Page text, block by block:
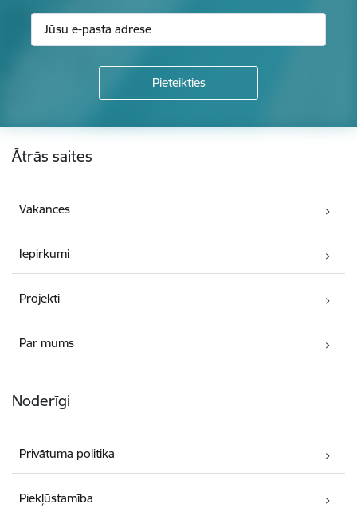
Kājene
Ātrās saites
Vakances
Iepirkumi
Projekti
Par mums
Noderīgi
Privātuma politika
Piekļūstamība